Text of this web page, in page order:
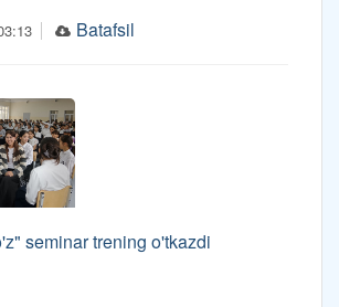
Batafsil
seminar trening o'tkazdi